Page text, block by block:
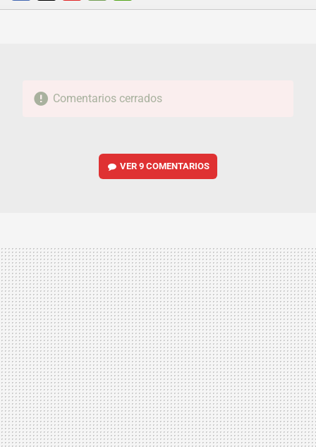
FACEBOOKTWITTERFLIPBOARD
E-
WHATSAPP
Comentarios cerrados
VER9 COMENTARIOS